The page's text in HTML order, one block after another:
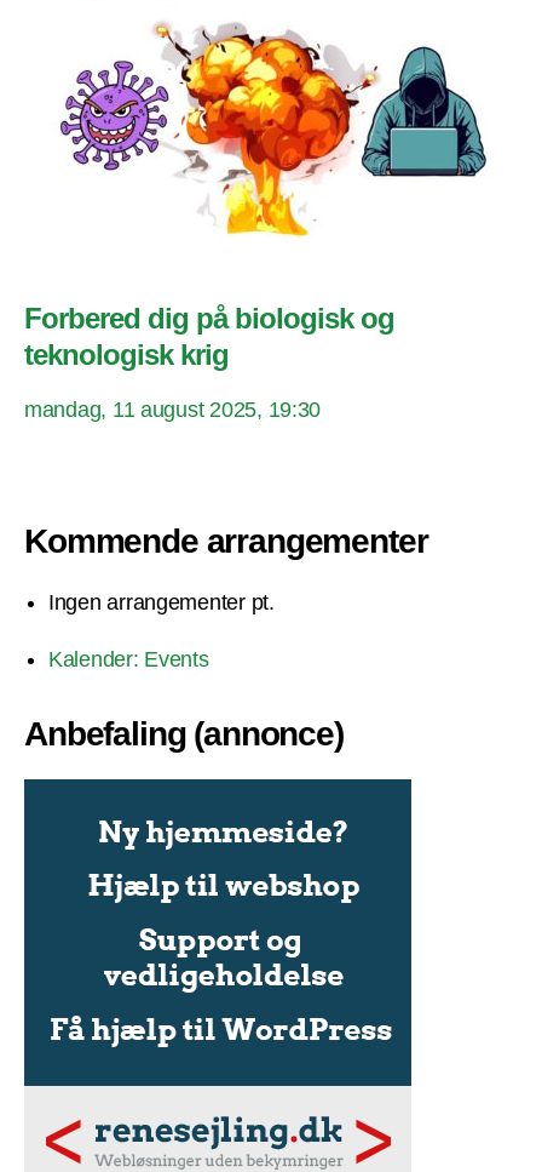
Forbered dig på biologisk og
teknologisk krig
mandag, 11 august 2025, 19:30
Kommende arrangementer
Ingen arrangementer pt.
Kalender: Events
Anbefaling (annonce)